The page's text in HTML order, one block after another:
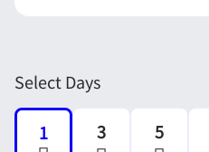
Select Days
1 3 5